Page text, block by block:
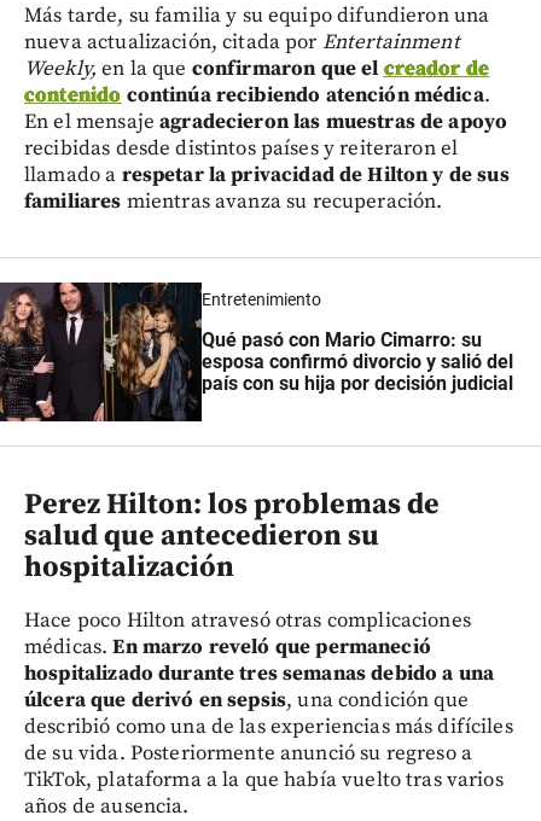
Más tarde, su familia y su equipo difundieron una
nueva actualización, citada por Entertainment
Weekly, en la que confirmaron que el creador de
contenido continúa recibiendo atención médica.
En el mensajeagradecieron las muestras de apoyo
recibidas desde distintos países y reiteraron el
llamado a respetar la privacidad de Hilton y de sus
familiares mientras avanza su recuperación.
Entretenimiento
Qué pasó con Mario Cimarro: su
esposa confirmó divorcio y salió del
país con su hija por decisión judicial
Perez Hilton: los problemas de
salud que antecedieron su
hospitalización
Hace poco Hilton atravesó otras complicaciones
médicas.En marzo reveló que permaneció
hospitalizado durante tres semanas debido a una
úlcera que derivó en sepsis, una condición que
describió como una de las experiencias más difíciles
de su vida. Posteriormente anunció su regreso a
TikTok, plataforma a la que había vuelto tras varios
años de ausencia.